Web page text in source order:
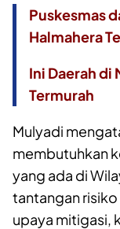
Puskesmas
Halmahera
Ini Daerah di
Termurah
Mulyadi
membutuhkan
yang ada di
tantangan
upaya mitigasi,